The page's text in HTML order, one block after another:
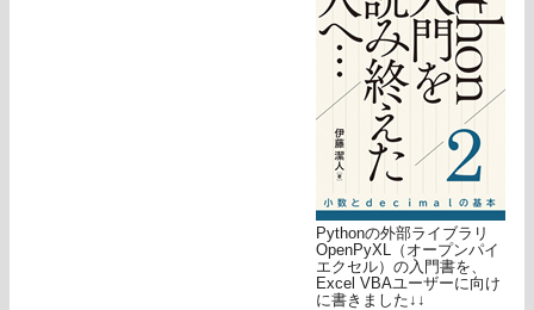
Pythonの外部ライブラリ
OpenPyXL（オープンパイ
エクセル）の入門書を、
Excel VBAユーザーに向け
に書きました↓↓